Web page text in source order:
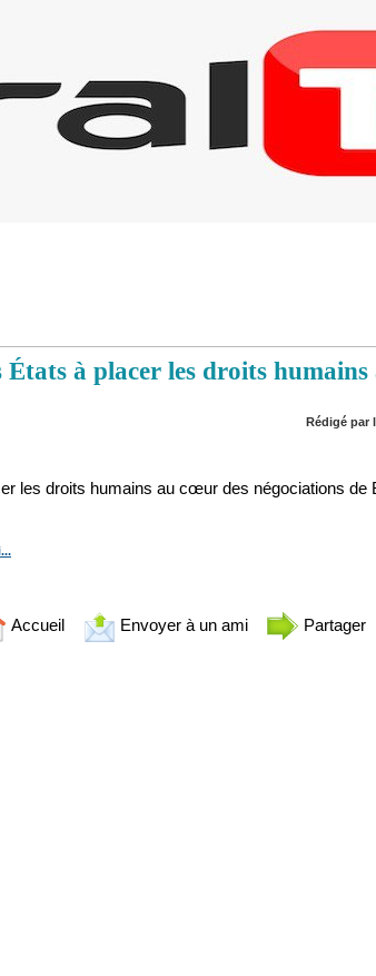
à placer les droits
Rédigé par
les droits humains au cœur des négociations de
Accueil Envoyer à un ami Partager